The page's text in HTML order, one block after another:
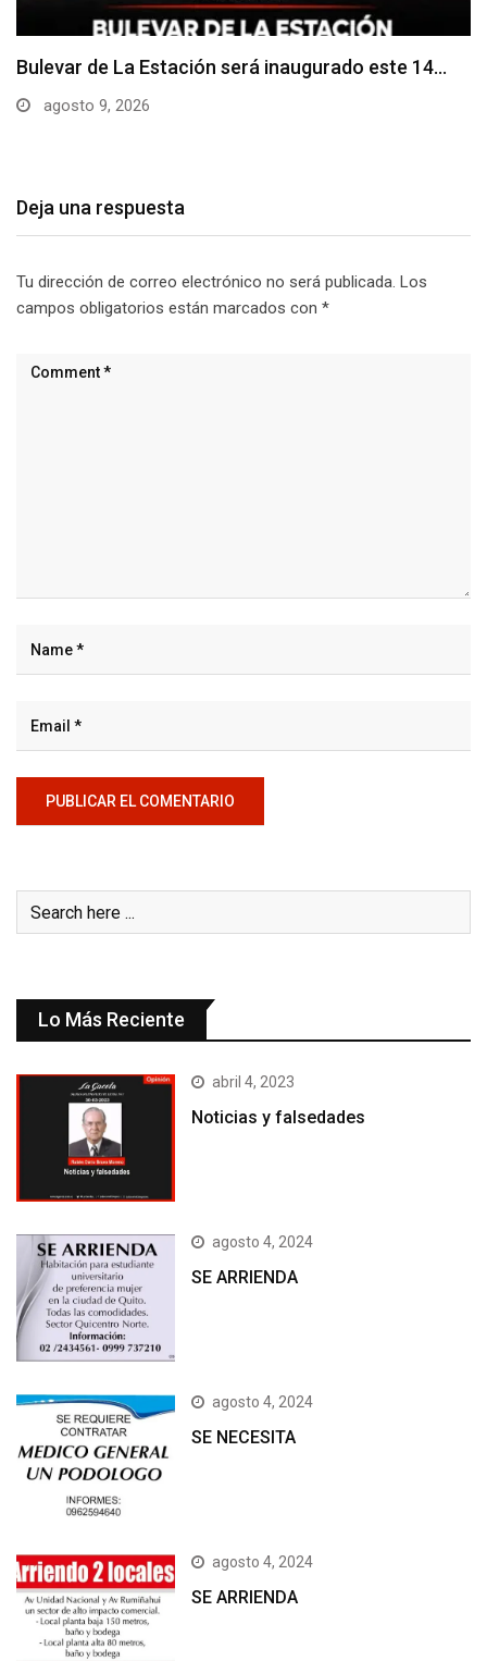
Adoquines levantados generan preocupación en
dos vías de…
Deja una respuesta
Tu dirección de correo electrónico no será publicada. Los
campos obligatorios están marcados con *
Lo Más Reciente
abril 4, 2023
Noticias y falsedades
agosto 4, 2024
SE ARRIENDA
agosto 4, 2024
SE NECESITA
agosto 4, 2024
SE ARRIENDA